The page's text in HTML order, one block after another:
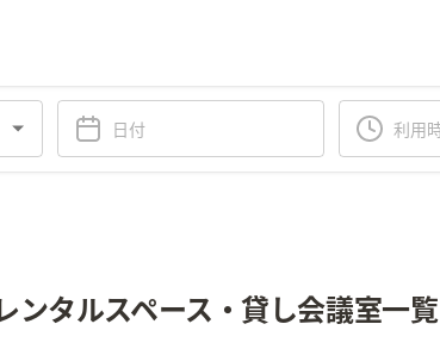
ンタルスペース・貸し会議室一覧